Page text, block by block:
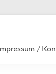
Impressum /